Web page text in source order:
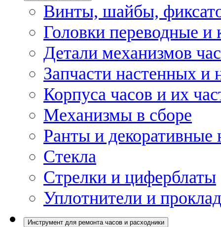
Винты, шайбы,
Головки переводные и
Детали механизмов
Запчасти настенных и
Корпуса часов и их
Механизмы в сборе
Ранты и декоративные
Стекла
Стрелки и циферблаты
Уплотнители и
Инструмент для ремонта часов и расходники